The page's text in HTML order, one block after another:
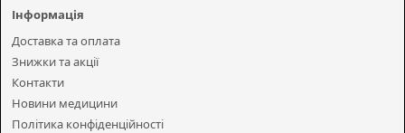
Інформація
Доставка та оплата
Знижки та акції
Контакти
Новини медицини
Політика конфіденційності